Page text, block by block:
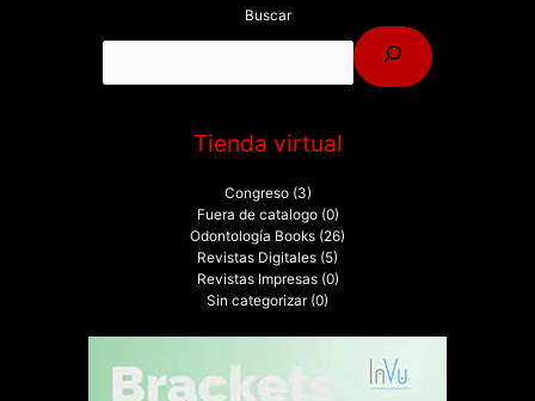
Buscar
Tienda virtual
Congreso (3)
Fuera de catalogo (0)
Odontología Books (26)
Revistas Digitales (5)
Revistas Impresas (0)
Sin categorizar (0)